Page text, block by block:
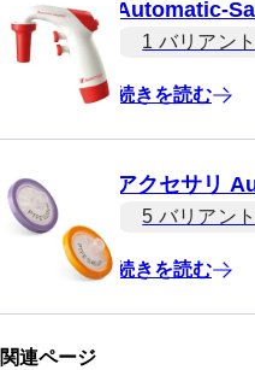
Automatic-
1 バリアント
続きを読む
アクセサリ
5 バリアント
続きを読む
関連ページ